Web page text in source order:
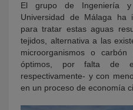
El grupo de Ingeniería
Universidad de Málaga ha
para tratar estas aguas
tejidos, alternativa a las
microorganismos o
óptimos, por falta de
respectivamente- y con
en un proceso de economía